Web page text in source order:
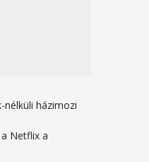
nélküli házimozi
Netflix a